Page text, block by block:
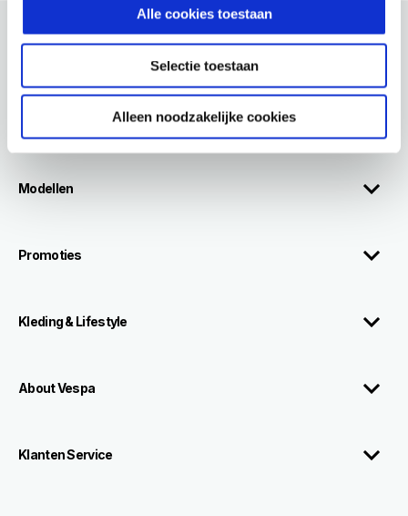
Alle cookies toestaan
Selectie toestaan
Alleen noodzakelijke cookies
Voettekst
Modellen
Promoties
Kleding & Lifestyle
About Vespa
Klanten Service